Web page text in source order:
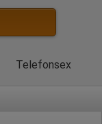
Telefonsex